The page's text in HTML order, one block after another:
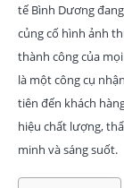
tế Bình Dương
củng cố hình ảnh
thành công của
là một công cụ
tiên đến khách
hiệu chất lượng,
minh và sáng suốt.